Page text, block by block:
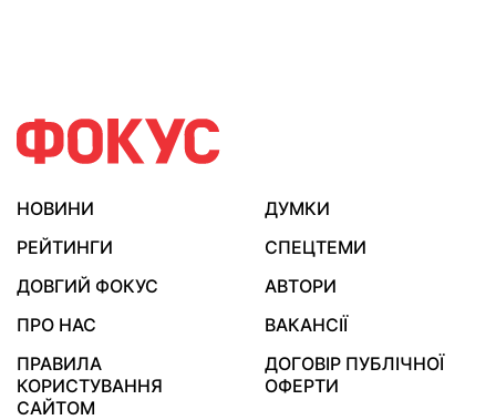
НОВИНИ
ДУМКИ
РЕЙТИНГИ
СПЕЦТЕМИ
ДОВГИЙ ФОКУС
АВТОРИ
ПРО НАС
ВАКАНСІЇ
ПРАВИЛА
КОРИСТУВАННЯ
САЙТОМ
ДОГОВІР ПУБЛІЧНОЇ
ОФЕРТИ